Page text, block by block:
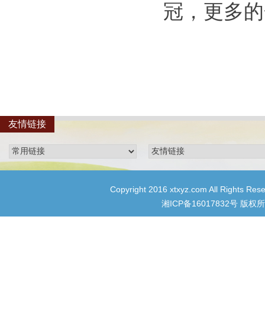
冠，更多
友情链接
Copyright 2016 xtxyz.com All Rights
湘ICP备16017832号 版权